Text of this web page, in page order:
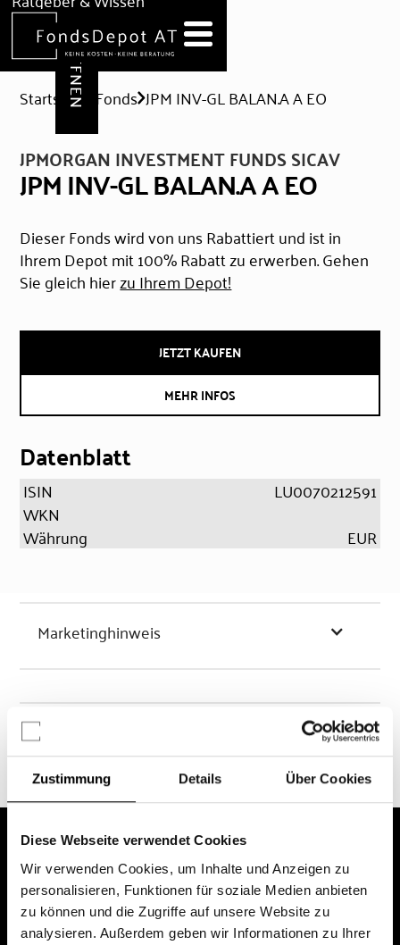
Zustimmung Details Über Cookies
Diese Webseite verwendet Cookies
Wir verwenden Cookies, um Inhalte und Anzeigen zu
personalisieren, Funktionen für soziale Medien anbieten
zu können und die Zugriffe auf unsere Website zu
analysieren. Außerdem geben wir Informationen zu Ihrer
Hilfe & Formulare
DEPOT ERÖFFNEN
Startseite Fonds JPM INV-GL BALAN.A A EO
JPMORGAN INVESTMENT FUNDS SICAV
JPM INV-GL BALAN.A A EO
Dieser Fonds wird von uns Rabattiert und ist in
Ihrem Depot mit 100% Rabatt zu erwerben. Gehen
Sie gleich hierzu Ihrem Depot!
JETZT KAUFEN
MEHR INFOS
Datenblatt
ISIN
LU0070212591
WKN
Währung
EUR
Marketinghinweis
Chancen & Risiken